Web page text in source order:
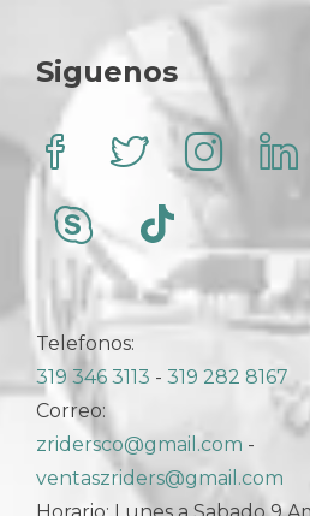
Siguenos
Telefonos:
319 346 3113 - 319 282 8167
Correo:
zridersco@gmail.com -
ventaszriders@gmail.com